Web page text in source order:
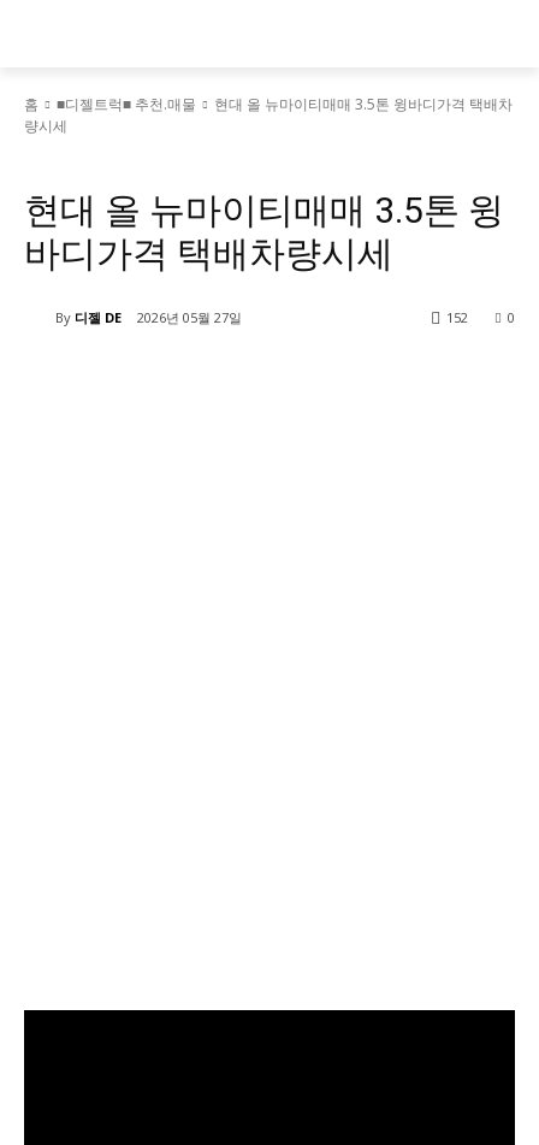
홈 ■디젤트럭■ 추천.매물
현대 올 뉴마이티매매 3.5톤 윙바디가격 택배차
량시세
현대 올 뉴마이티매매 3.5톤 윙
바디가격 택배차량시세
By 디젤 DE 2026년 05월 27일 0
152